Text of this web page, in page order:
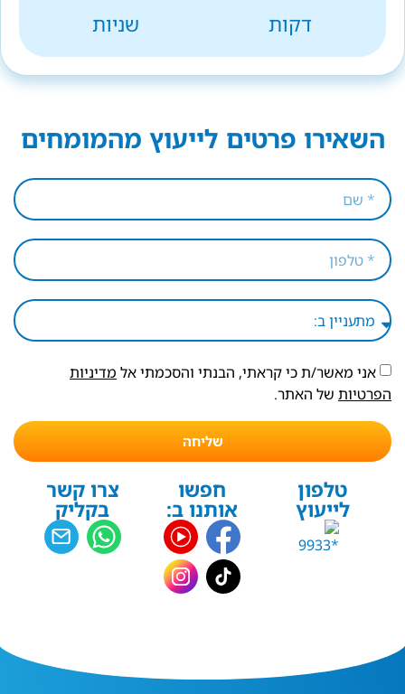
דקות
שניות
השאירו פרטים לייעוץ מהמומחים
אני מאשר/ת כי קראתי, הבנתי והסכמתי אל מדיניות
הפרטיות של האתר.
שליחה
טלפון
לייעוץ
חפשו
אותנו ב:
צרו קשר
בקליק